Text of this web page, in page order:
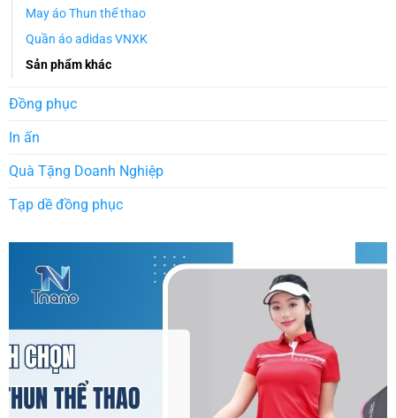
May áo Thun thể thao
Quần áo adidas VNXK
Sản phẩm khác
Đồng phục
In ấn
Quà Tặng Doanh Nghiệp
Tạp dề đồng phục